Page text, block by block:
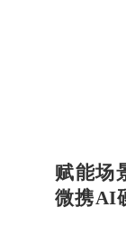
赋能场
微携AI